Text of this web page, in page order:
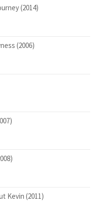
(2014)
(2006)
Kevin (2011)